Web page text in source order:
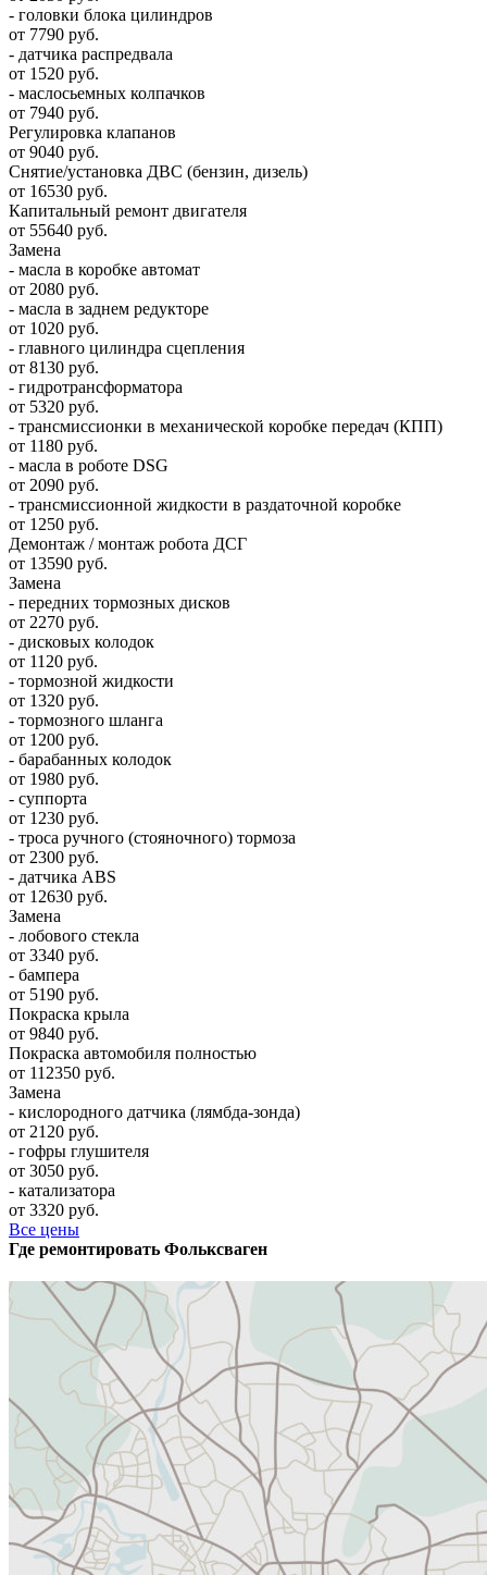
- головки блока цилиндров
от 7790 руб.
- датчика распредвала
от 1520 руб.
- маслосьемных колпачков
от 7940 руб.
Регулировка клапанов
от 9040 руб.
Снятие/установка ДВС (бензин, дизель)
от 16530 руб.
Капитальный ремонт двигателя
от 55640 руб.
Замена
- масла в коробке автомат
от 2080 руб.
- масла в заднем редукторе
от 1020 руб.
- главного цилиндра сцепления
от 8130 руб.
- гидротрансформатора
от 5320 руб.
- трансмиссионки в механической коробке передач (КПП)
от 1180 руб.
- масла в роботе DSG
от 2090 руб.
- трансмиссионной жидкости в раздаточной коробке
от 1250 руб.
Демонтаж / монтаж робота ДСГ
от 13590 руб.
Замена
- передних тормозных дисков
от 2270 руб.
- дисковых колодок
от 1120 руб.
- тормозной жидкости
от 1320 руб.
- тормозного шланга
от 1200 руб.
- барабанных колодок
от 1980 руб.
- суппорта
от 1230 руб.
- троса ручного (стояночного) тормоза
от 2300 руб.
- датчика ABS
от 12630 руб.
Замена
- лобового стекла
от 3340 руб.
- бампера
от 5190 руб.
Покраска крыла
от 9840 руб.
Покраска автомобиля полностью
от 112350 руб.
Замена
- кислородного датчика (лямбда-зонда)
от 2120 руб.
- гофры глушителя
от 3050 руб.
- катализатора
от 3320 руб.
Все цены
Где ремонтировать Фолькcваген